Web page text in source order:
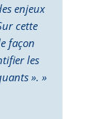
enjeux
cette
façon
les
». »